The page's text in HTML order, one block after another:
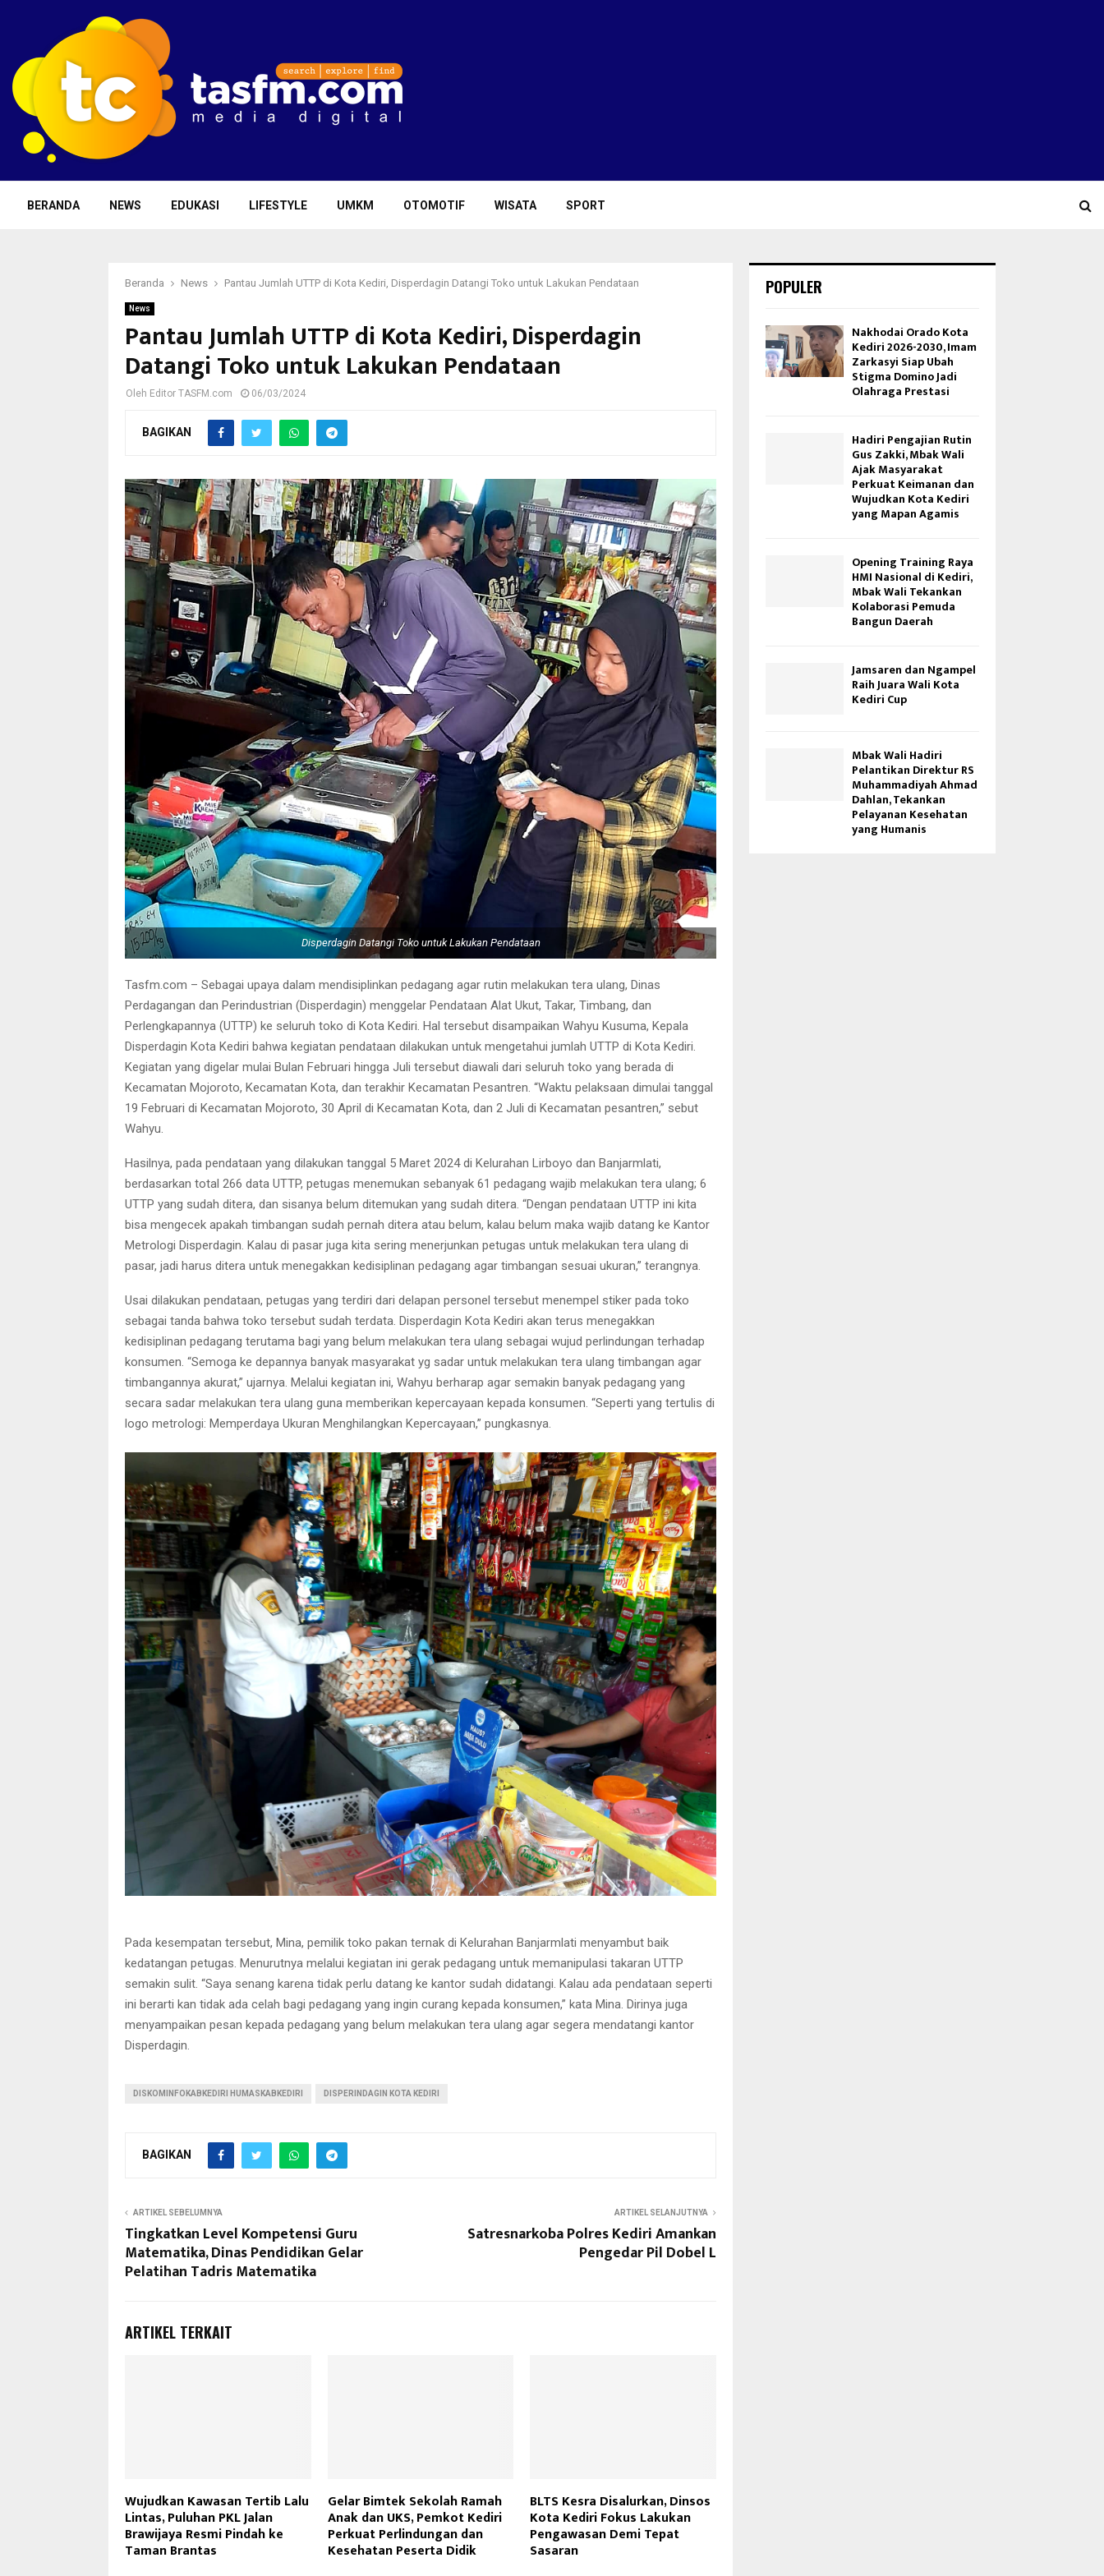
BERANDA NEWS EDUKASI LIFESTYLE UMKM OTOMOTIF WISATA SPORT
Beranda News Pantau Jumlah UTTP di Kota Kediri, Disperdagin Datangi Toko untuk Lakukan Pendataan
News
Pantau Jumlah UTTP di Kota Kediri, Disperdagin
Datangi Toko untuk Lakukan Pendataan
Oleh Editor TASFM.com 06/03/2024
BAGIKAN
Disperdagin Datangi Toko untuk Lakukan Pendataan
Tasfm.com – Sebagai upaya dalam mendisiplinkan pedagang agar rutin melakukan tera ulang, Dinas
Perdagangan dan Perindustrian (Disperdagin) menggelar Pendataan Alat Ukut, Takar, Timbang, dan
Perlengkapannya (UTTP) ke seluruh toko di Kota Kediri. Hal tersebut disampaikan Wahyu Kusuma, Kepala
Disperdagin Kota Kediri bahwa kegiatan pendataan dilakukan untuk mengetahui jumlah UTTP di Kota Kediri.
Kegiatan yang digelar mulai Bulan Februari hingga Juli tersebut diawali dari seluruh toko yang berada di
Kecamatan Mojoroto, Kecamatan Kota, dan terakhir Kecamatan Pesantren. “Waktu pelaksaan dimulai tanggal
19 Februari di Kecamatan Mojoroto, 30 April di Kecamatan Kota, dan 2 Juli di Kecamatan pesantren,” sebut
Wahyu.
Hasilnya, pada pendataan yang dilakukan tanggal 5 Maret 2024 di Kelurahan Lirboyo dan Banjarmlati,
berdasarkan total 266 data UTTP, petugas menemukan sebanyak 61 pedagang wajib melakukan tera ulang; 6
UTTP yang sudah ditera, dan sisanya belum ditemukan yang sudah ditera. “Dengan pendataan UTTP ini kita
bisa mengecek apakah timbangan sudah pernah ditera atau belum, kalau belum maka wajib datang ke Kantor
Metrologi Disperdagin. Kalau di pasar juga kita sering menerjunkan petugas untuk melakukan tera ulang di
pasar, jadi harus ditera untuk menegakkan kedisiplinan pedagang agar timbangan sesuai ukuran,” terangnya.
Usai dilakukan pendataan, petugas yang terdiri dari delapan personel tersebut menempel stiker pada toko
sebagai tanda bahwa toko tersebut sudah terdata. Disperdagin Kota Kediri akan terus menegakkan
kedisiplinan pedagang terutama bagi yang belum melakukan tera ulang sebagai wujud perlindungan terhadap
konsumen. “Semoga ke depannya banyak masyarakat yg sadar untuk melakukan tera ulang timbangan agar
timbangannya akurat,” ujarnya. Melalui kegiatan ini, Wahyu berharap agar semakin banyak pedagang yang
secara sadar melakukan tera ulang guna memberikan kepercayaan kepada konsumen. “Seperti yang tertulis di
logo metrologi: Memperdaya Ukuran Menghilangkan Kepercayaan,” pungkasnya.
Pada kesempatan tersebut, Mina, pemilik toko pakan ternak di Kelurahan Banjarmlati menyambut baik
kedatangan petugas. Menurutnya melalui kegiatan ini gerak pedagang untuk memanipulasi takaran UTTP
semakin sulit. “Saya senang karena tidak perlu datang ke kantor sudah didatangi. Kalau ada pendataan seperti
ini berarti kan tidak ada celah bagi pedagang yang ingin curang kepada konsumen,” kata Mina. Dirinya juga
menyampaikan pesan kepada pedagang yang belum melakukan tera ulang agar segera mendatangi kantor
Disperdagin.
DISKOMINFOKABKEDIRI HUMASKABKEDIRI DISPERINDAGIN KOTA KEDIRI
BAGIKAN
ARTIKEL SEBELUMNYA
Tingkatkan Level Kompetensi Guru
Matematika, Dinas Pendidikan Gelar
Pelatihan Tadris Matematika
ARTIKEL SELANJUTNYA
Satresnarkoba Polres Kediri Amankan
Pengedar Pil Dobel L
ARTIKEL TERKAIT
Wujudkan Kawasan Tertib Lalu
Lintas, Puluhan PKL Jalan
Brawijaya Resmi Pindah ke
Taman Brantas
Gelar Bimtek Sekolah Ramah
Anak dan UKS, Pemkot Kediri
Perkuat Perlindungan dan
Kesehatan Peserta Didik
BLTS Kesra Disalurkan, Dinsos
Kota Kediri Fokus Lakukan
Pengawasan Demi Tepat
Sasaran
POPULER
Nakhodai Orado Kota
Kediri 2026-2030, Imam
Zarkasyi Siap Ubah
Stigma Domino Jadi
Olahraga Prestasi
Hadiri Pengajian Rutin
Gus Zakki, Mbak Wali
Ajak Masyarakat
Perkuat Keimanan dan
Wujudkan Kota Kediri
yang Mapan Agamis
Opening Training Raya
HMI Nasional di Kediri,
Mbak Wali Tekankan
Kolaborasi Pemuda
Bangun Daerah
Jamsaren dan Ngampel
Raih Juara Wali Kota
Kediri Cup
Mbak Wali Hadiri
Pelantikan Direktur RS
Muhammadiyah Ahmad
Dahlan, Tekankan
Pelayanan Kesehatan
yang Humanis